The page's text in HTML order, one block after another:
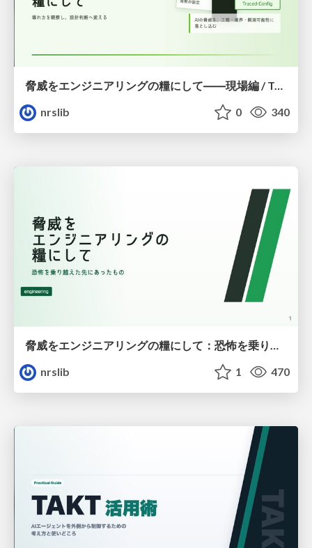
脅威をエンジニアリングの糧にして――現場編 / Turning Threats into Engineering Fuel — Field Edition
nrslib
0 340
nrslib
1 470